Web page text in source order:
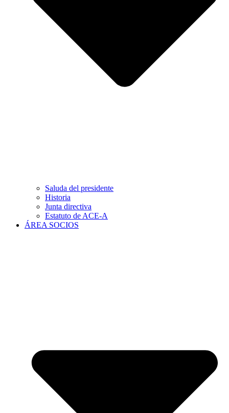
Saluda del presidente
Historia
Junta directiva
Estatuto de ACE-A
ÁREA SOCIOS